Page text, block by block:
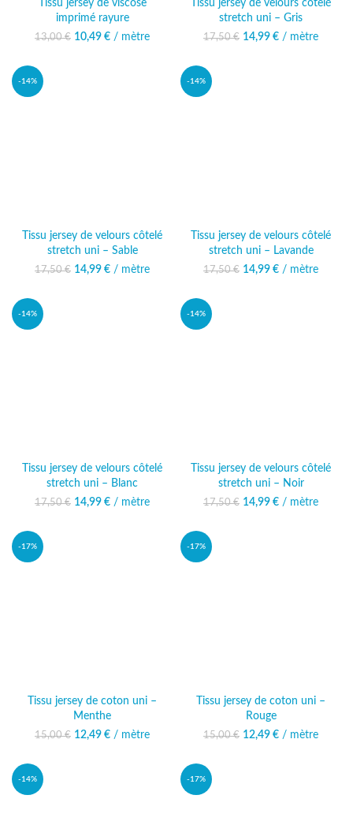
Tissu jersey de viscose
imprimé rayure
13,00€
Le prix initial était :
10,49 €
Le prix
/ mètre
Tissu jersey de velours côtelé
stretch uni – Gris
17,50€
Le prix initial était :
14,99 €
Le prix
/ mètre
-14%
Tissu jersey de velours côtelé
stretch uni – Sable
17,50€
Le prix initial était :
14,99 €
Le prix
/ mètre
-14%
Tissu jersey de velours côtelé
stretch uni – Lavande
17,50€
Le prix initial était :
14,99 €
Le prix
/ mètre
-14%
Tissu jersey de velours côtelé
stretch uni – Blanc
17,50€
Le prix initial était :
14,99 €
Le prix
/ mètre
-14%
Tissu jersey de velours côtelé
stretch uni – Noir
17,50€
Le prix initial était :
14,99 €
Le prix
/ mètre
-17%
Tissu jersey de coton uni –
Menthe
15,00€
Le prix initial était :
12,49 €
Le prix
/ mètre
-17%
Tissu jersey de coton uni –
Rouge
15,00€
Le prix initial était :
12,49 €
Le prix
/ mètre
-14% -17%